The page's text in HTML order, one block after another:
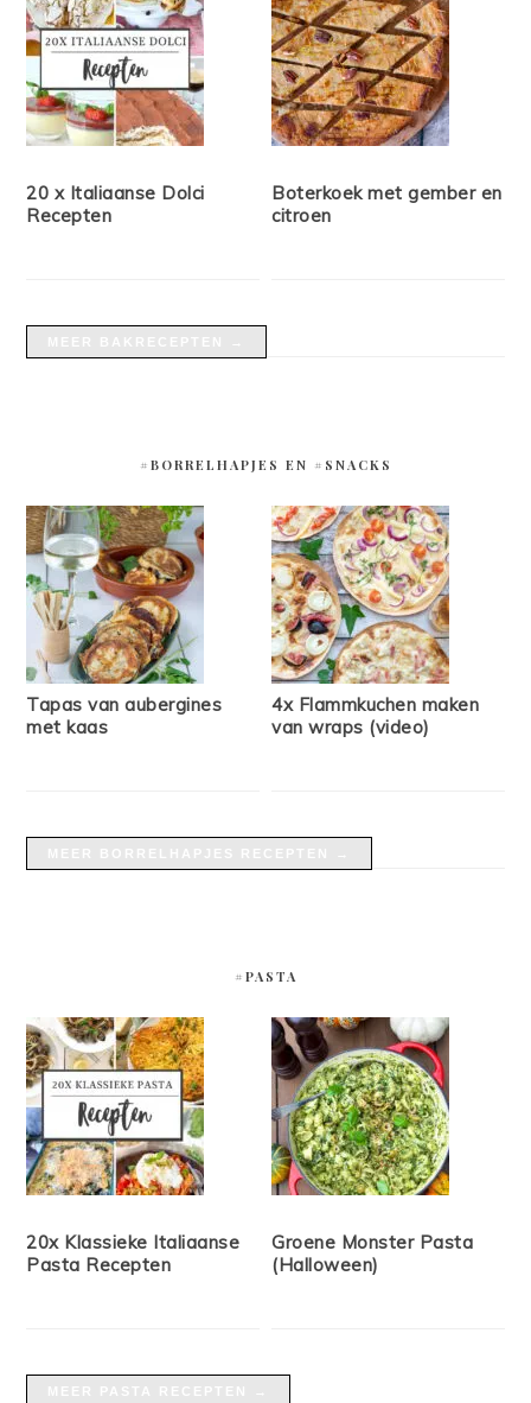
20 x Italiaanse Dolci
Recepten
Boterkoek met gember en
citroen
#BORRELHAPJES EN #SNACKS
Tapas van aubergines
met kaas
4x Flammkuchen maken
van wraps (video)
#PASTA
20x Klassieke Italiaanse
Pasta Recepten
Groene Monster Pasta
(Halloween)